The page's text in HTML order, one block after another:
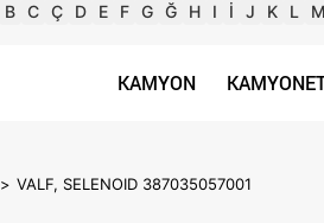
B C Ç D E F G Ğ H I İ J K L M
KAMYON
> VALF, SELENOID 387035057001